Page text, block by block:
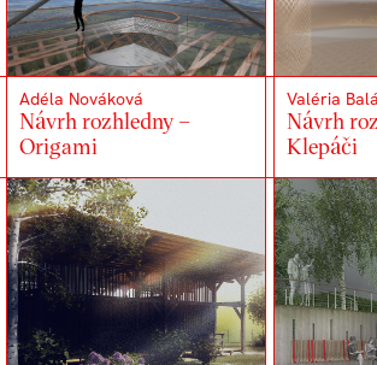
Adéla Nováková
Návrh rozhledny –
Origami
Valéria
Návrh
Klepáči